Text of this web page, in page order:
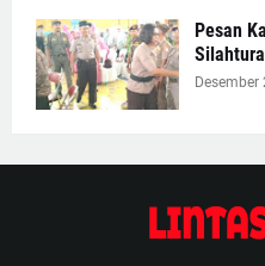
Pesan
Desember